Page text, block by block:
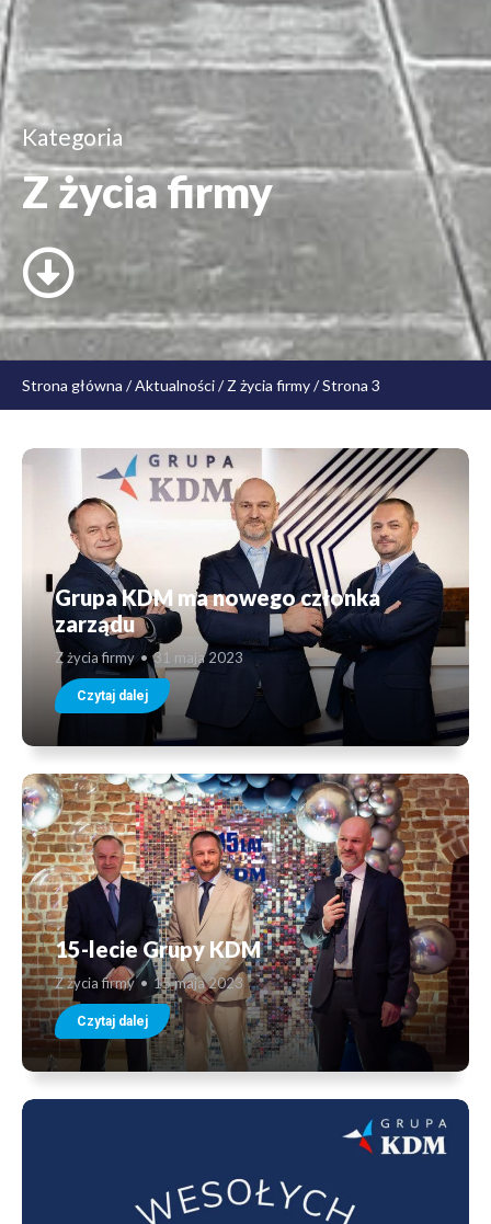
Kategoria
Z życia firmy
Strona główna /Aktualności/Z życia firmy/Strona 3
Grupa KDM ma nowego członka
zarządu
Z życia firmy 31 maja 2023
Czytaj dalej
15-lecie Grupy KDM
Z życia firmy 15 maja 2023
Czytaj dalej